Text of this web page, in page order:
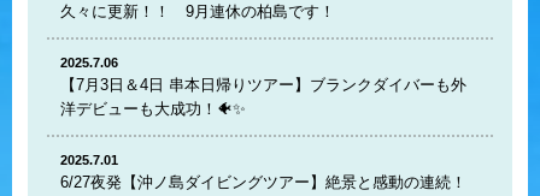
久々に更新！！ 9月連休の柏島です！
2025.7.06
【7月3日＆4日 串本日帰りツアー】ブランクダイバーも外
洋デビューも大成功！🐠✨
2025.7.01
6/27夜発【沖ノ島ダイビングツアー】絶景と感動の連続！